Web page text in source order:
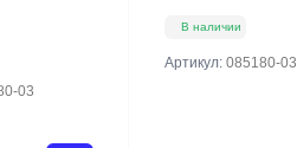
03
В наличии
Артикул: 085180-03